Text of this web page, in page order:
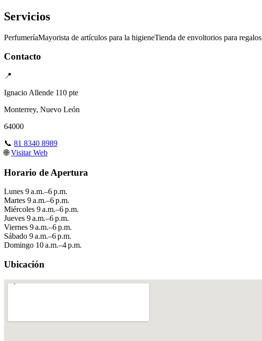
Servicios
PerfumeríaMayorista de artículos para la higieneTienda de envoltorios para regalos
Contacto
📍
Ignacio Allende 110 pte
Monterrey, Nuevo León
64000
📞 81 8340 8989
🌐 Visitar Web
Horario de Apertura
Lunes 9 a.m.–6 p.m.
Martes 9 a.m.–6 p.m.
Miércoles 9 a.m.–6 p.m.
Jueves 9 a.m.–6 p.m.
Viernes 9 a.m.–6 p.m.
Sábado 9 a.m.–6 p.m.
Domingo 10 a.m.–4 p.m.
Ubicación